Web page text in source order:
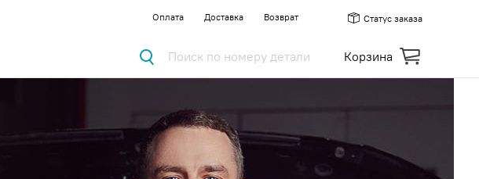
Оплата Доставка Возврат Статус заказа
Корзина
Поиск по номеру детали